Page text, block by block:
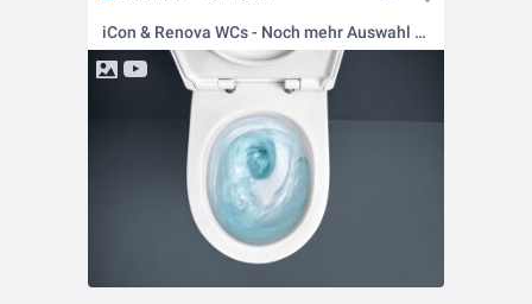
iCon & Renova WCs - Noch mehr Auswahl mit TurboFlush